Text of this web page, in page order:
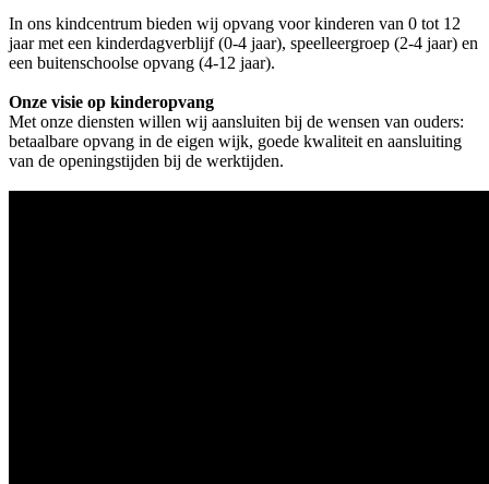
In ons kindcentrum bieden wij opvang voor kinderen van 0 tot 12
jaar met een kinderdagverblijf (0-4 jaar), speelleergroep (2-4 jaar) en
een buitenschoolse opvang (4-12 jaar).
Onze visie op kinderopvang
Met onze diensten willen wij aansluiten bij de wensen van ouders:
betaalbare opvang in de eigen wijk, goede kwaliteit en aansluiting
van de openingstijden bij de werktijden.